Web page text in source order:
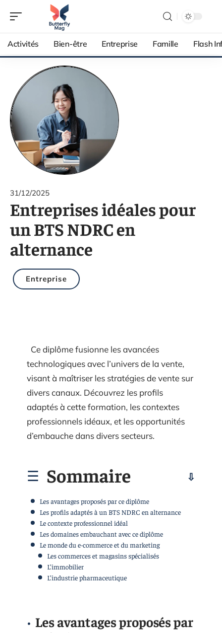
Activités Bien-être Entreprise Famille Flash
31/12/2025
Entreprises idéales pour
un BTS NDRC en
alternance
Entreprise
Ce diplôme fusionne les avancées
technologiques avec l’univers de la vente,
visant à maîtriser les stratégies de vente sur
divers canaux. Découvrez les profils
adaptés à cette formation, les contextes
professionnels idéaux, et les opportunités
d’embauche dans divers secteurs.
Sommaire
Les avantages proposés par ce diplôme
Les profils adaptés à un BTS NDRC en alternance
Le contexte professionnel idéal
Les domaines embauchant avec ce diplôme
Le monde du e-commerce et du marketing
Les commerces et magasins spécialisés
L’immobilier
L’industrie pharmaceutique
Les avantages proposés par